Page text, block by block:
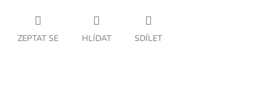
ZEPTAT SE HLÍDAT SDÍLET